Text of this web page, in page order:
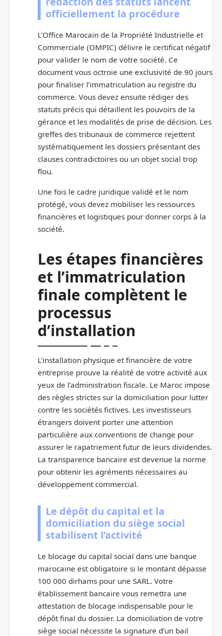
officiellement la procédure
L’Office Marocain de la Propriété Industrielle et
Commerciale (OMPIC) délivre le certificat négatif
pour valider le nom de votre société. Ce
document vous octroie une exclusivité de 90 jours
pour finaliser l’immatriculation au registre du
commerce. Vous devez ensuite rédiger des
statuts précis qui détaillent les pouvoirs de la
gérance et les modalités de prise de décision. Les
greffes des tribunaux de commerce rejettent
systématiquement les dossiers présentant des
clauses contradictoires ou un objet social trop
flou.
Une fois le cadre juridique validé et le nom
protégé, vous devez mobiliser les ressources
financières et logistiques pour donner corps à la
société.
Les étapes financières
et l’immatriculation
finale complètent le
processus
d’installation
L’installation physique et financière de votre
entreprise prouve la réalité de votre activité aux
yeux de l’administration fiscale. Le Maroc impose
des règles strictes sur la domiciliation pour lutter
contre les sociétés fictives. Les investisseurs
étrangers doivent porter une attention
particulière aux conventions de change pour
assurer le rapatriement futur de leurs dividendes.
La transparence bancaire est devenue la norme
pour obtenir les agréments nécessaires au
développement commercial.
Le dépôt du capital et la
domiciliation du siège social
stabilisent l’activité
Le blocage du capital social dans une banque
marocaine est obligatoire si le montant dépasse
100 000 dirhams pour une SARL. Votre
établissement bancaire vous remettra une
attestation de blocage indispensable pour le
dépôt final du dossier. La domiciliation de votre
siège social nécessite la signature d’un bail